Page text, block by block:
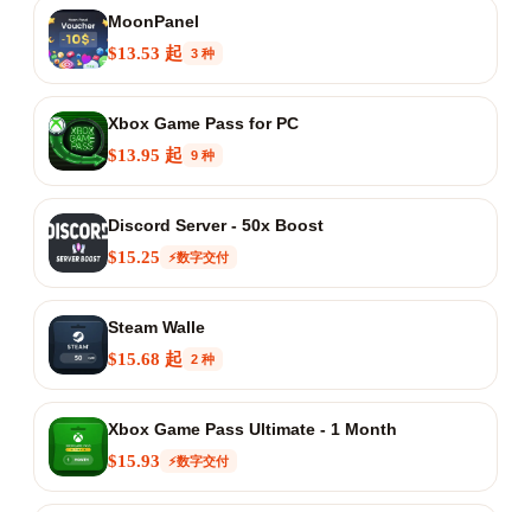
MoonPanel
$13.53 起
3 种
Xbox Game Pass for PC
$13.95 起
9 种
Discord Server - 50x Boost
$15.25
⚡数字交付
Steam Walle
$15.68 起
2 种
Xbox Game Pass Ultimate - 1 Month
$15.93
⚡数字交付